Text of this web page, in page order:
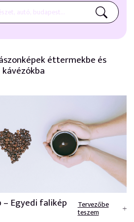
éttermekbe és
kávézókba
– Egyedi falikép Tervezőbe
teszem